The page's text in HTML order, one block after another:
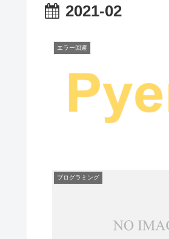
2021-02
エラー回避
プログラミング